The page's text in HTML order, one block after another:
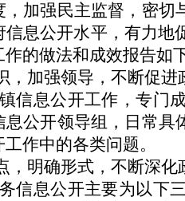
，加强民主监督，密切
信息公开水平，有力地
的做法和成效报告如
，加强领导，不断促进
信息公开工作，专门
息公开领导组，日常
作中的各类问题。
，明确形式，不断深化
信息公开主要为以下